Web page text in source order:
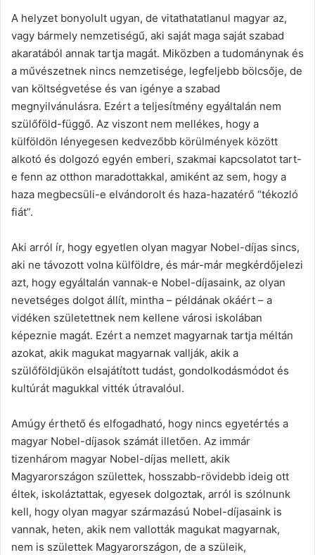
A helyzet bonyolult ugyan, de vitathatatlanul magyar az,
vagy bármely nemzetiségű, aki saját maga saját szabad
akaratából annak tartja magát. Miközben a tudománynak és
a művészetnek nincs nemzetisége, legfeljebb bölcsője, de
van költségvetése és van igénye a szabad
megnyilvánulásra. Ezért a teljesítmény egyáltalán nem
szülőföld-függő. Az viszont nem mellékes, hogy a
külföldön lényegesen kedvezőbb körülmények között
alkotó és dolgozó egyén emberi, szakmai kapcsolatot tart-
e fenn az otthon maradottakkal, amiként az sem, hogy a
haza megbecsüli-e elvándorolt és haza-hazatérő “tékozló
fiát”.
Aki arról ír, hogy egyetlen olyan magyar Nobel-díjas sincs,
aki ne távozott volna külföldre, és már-már megkérdőjelezi
azt, hogy egyáltalán vannak-e Nobel-díjasaink, az olyan
nevetséges dolgot állít, mintha – példának okáért – a
vidéken születettnek nem kellene városi iskolában
képeznie magát. Ezért a nemzet magyarnak tartja méltán
azokat, akik magukat magyarnak vallják, akik a
szülőföldjükön elsajátított tudást, gondolkodásmódot és
kultúrát magukkal vitték útravalóul.
Amúgy érthető és elfogadható, hogy nincs egyetértés a
magyar Nobel-díjasok számát illetően. Az immár
tizenhárom magyar Nobel-díjas mellett, akik
Magyarországon születtek, hosszabb-rövidebb ideig ott
éltek, iskoláztattak, egyesek dolgoztak, arról is szólnunk
kell, hogy olyan magyar származású Nobel-díjasaink is
vannak, heten, akik nem vallották magukat magyarnak,
nem is születtek Magyarországon, de a szüleik,